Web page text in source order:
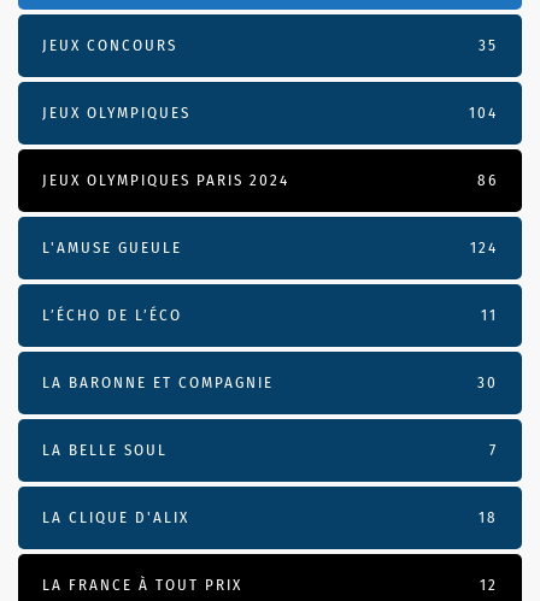
JEUX CONCOURS 35
JEUX OLYMPIQUES 104
JEUX OLYMPIQUES PARIS 2024 86
L'AMUSE GUEULE 124
L’ÉCHO DE L’ÉCO 11
LA BARONNE ET COMPAGNIE 30
LA BELLE SOUL 7
LA CLIQUE D'ALIX 18
LA FRANCE À TOUT PRIX 12